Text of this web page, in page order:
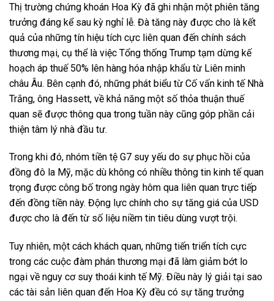
Thị trường chứng khoán Hoa Kỳ đã ghi nhận một phiên tăng
trưởng đáng kể sau kỳ nghỉ lễ. Đà tăng này được cho là kết
quả của những tín hiệu tích cực liên quan đến chính sách
thương mại, cụ thể là việc Tổng thống Trump tạm dừng kế
hoạch áp thuế 50% lên hàng hóa nhập khẩu từ Liên minh
châu Âu. Bên cạnh đó, những phát biểu từ Cố vấn kinh tế Nhà
Trắng, ông Hassett, về khả năng một số thỏa thuận thuế
quan sẽ được thông qua trong tuần này cũng góp phần cải
thiện tâm lý nhà đầu tư.
Trong khi đó, nhóm tiền tệ G7 suy yếu do sự phục hồi của
đồng đô la Mỹ, mặc dù không có nhiều thông tin kinh tế quan
trọng được công bố trong ngày hôm qua liên quan trực tiếp
đến đồng tiền này. Động lực chính cho sự tăng giá của USD
được cho là đến từ số liệu niềm tin tiêu dùng vượt trội.
Tuy nhiên, một cách khách quan, những tiến triển tích cực
trong các cuộc đàm phán thương mại đã làm giảm bớt lo
ngại về nguy cơ suy thoái kinh tế Mỹ. Điều này lý giải tại sao
các tài sản liên quan đến Hoa Kỳ đều có sự tăng trưởng